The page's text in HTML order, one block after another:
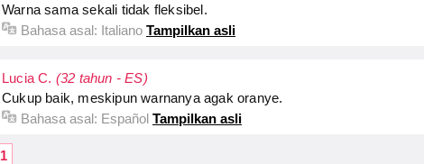
Warna sama sekali tidak fleksibel.
Bahasa asal: Italiano Tampilkan asli
Lucia C. (32 tahun - ES)
Cukup baik, meskipun warnanya agak oranye.
Bahasa asal: Español Tampilkan asli
1